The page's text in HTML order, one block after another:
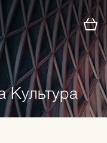
Культура